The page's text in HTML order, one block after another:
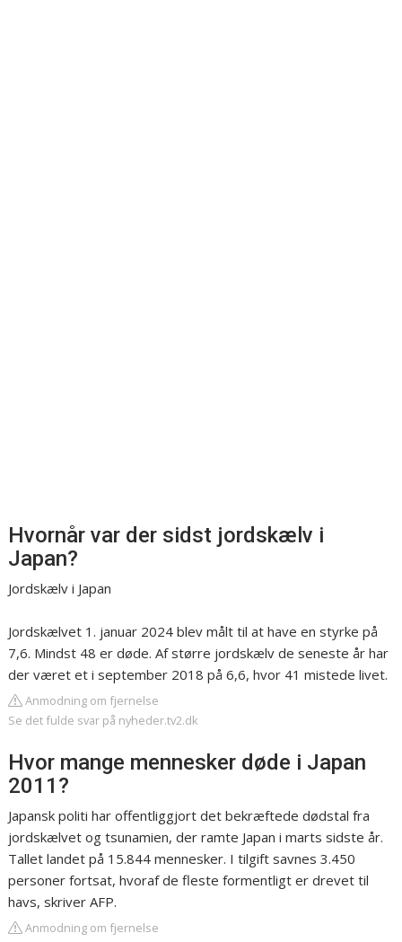
Hvornår var der sidst jordskælv i
Japan?
Jordskælv i Japan
Jordskælvet 1. januar 2024 blev målt til at have en styrke på
7,6. Mindst 48 er døde. Af større jordskælv de seneste år har
der været et i september 2018 på 6,6, hvor 41 mistede livet.
Anmodning om fjernelse
Se det fulde svar på nyheder.tv2.dk
Hvor mange mennesker døde i Japan
2011?
Japansk politi har offentliggjort det bekræftede dødstal fra
jordskælvet og tsunamien, der ramte Japan i marts sidste år.
Tallet landet på 15.844 mennesker. I tilgift savnes 3.450
personer fortsat, hvoraf de fleste formentligt er drevet til
havs, skriver AFP.
Anmodning om fjernelse